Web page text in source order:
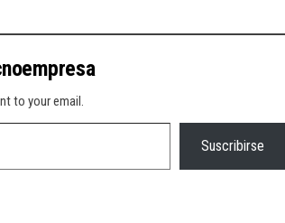
to your email.
Suscribirse